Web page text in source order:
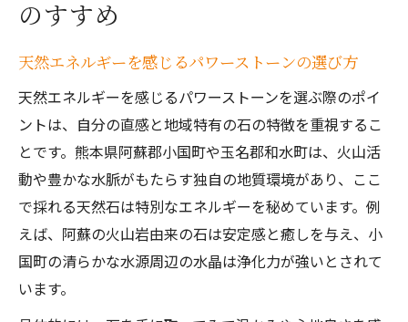
のすすめ
天然エネルギーを感じるパワーストーンの選び方
天然エネルギーを感じるパワーストーンを選ぶ際のポイ
ントは、自分の直感と地域特有の石の特徴を重視するこ
とです。熊本県阿蘇郡小国町や玉名郡和水町は、火山活
動や豊かな水脈がもたらす独自の地質環境があり、ここ
で採れる天然石は特別なエネルギーを秘めています。例
えば、阿蘇の火山岩由来の石は安定感と癒しを与え、小
国町の清らかな水源周辺の水晶は浄化力が強いとされて
います。